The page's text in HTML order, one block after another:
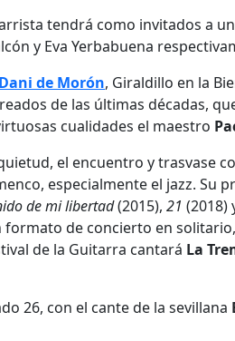
tendrá como invitados a
y Eva Yerbabuena
Dani de Morón, Giraldillo en la
de las últimas décadas,
cualidades el maestro
el encuentro y trasvase
especialmente el jazz. Su
de mi libertad(2015), 21 (2018)
de concierto en
de la Guitarra cantará La
26, con el cante de la sevillana